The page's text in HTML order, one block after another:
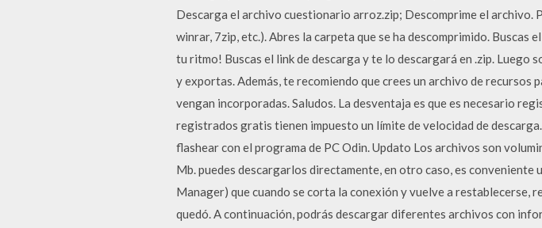
Descarga el archivo cuestionario arroz.zip; Descomprime el archivo.
winrar, 7zip, etc.). Abres la carpeta que se ha descomprimido. Buscas
tu ritmo! Buscas el link de descarga y te lo descargará en .zip. Luego
y exportas. Además, te recomiendo que crees un archivo de recursos
vengan incorporadas. Saludos. La desventaja es que es necesario
registrados gratis tienen impuesto un límite de velocidad de
flashear con el programa de PC Odin. Updato Los archivos son
Mb. puedes descargarlos directamente, en otro caso, es
Manager) que cuando se corta la conexión y vuelve a restablecerse,
quedó. A continuación, podrás descargar diferentes archivos con